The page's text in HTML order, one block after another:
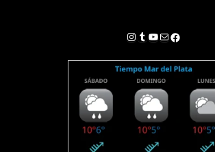
Instagram
Tumblr
YouTube
Correo electrónico
Facebook